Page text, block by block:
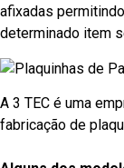
afixadas
determinado item
A 3 TEC é uma
fabricação de